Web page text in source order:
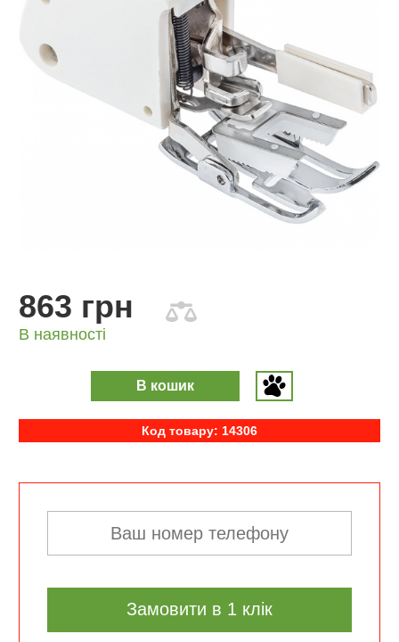
863 грн
В наявності
В кошик
Код товару: 14306
Замовити в 1 клік